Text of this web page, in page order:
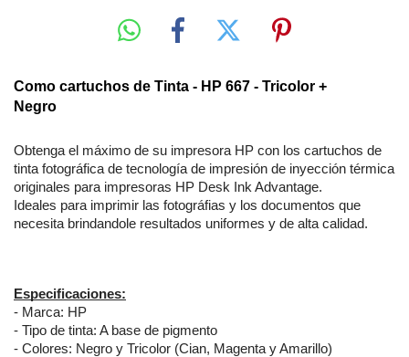
Como cartuchos de Tinta - HP 667 - Tricolor +
Negro
Obtenga el máximo de su impresora HP con los cartuchos de
tinta fotográfica de tecnología de impresión de inyección térmica
originales para impresoras HP Desk Ink Advantage.
Ideales para imprimir las fotográfias y los documentos que
necesita brindandole resultados uniformes y de alta calidad.
Especificaciones:
- Marca: HP
- Tipo de tinta: A base de pigmento
- Colores: Negro y Tricolor (Cian, Magenta y Amarillo)